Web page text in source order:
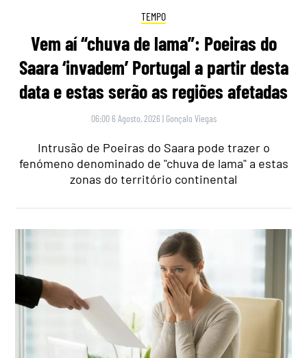
TEMPO
Vem aí “chuva de lama”: Poeiras do
Saara ‘invadem’ Portugal a partir desta
data e estas serão as regiões afetadas
06:00 6 Agosto, 2026 | Gonçalo Viegas
Intrusão de Poeiras do Saara pode trazer o
fenómeno denominado de "chuva de lama" a estas
zonas do território continental